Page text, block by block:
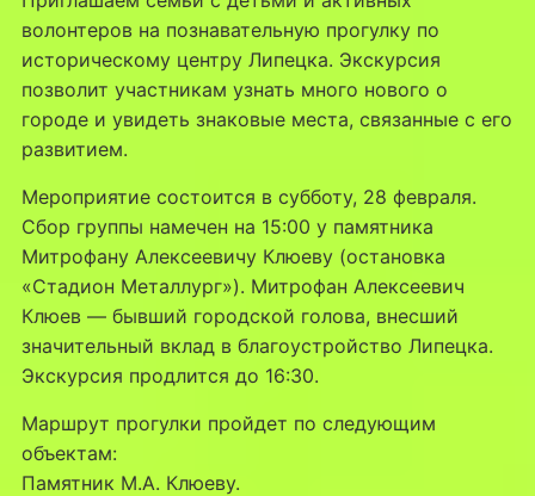
волонтеров на познавательную прогулку по
историческому центру Липецка. Экскурсия
позволит участникам узнать много нового о
городе и увидеть знаковые места, связанные с его
развитием.
Мероприятие состоится в субботу, 28 февраля.
Сбор группы намечен на 15:00 у памятника
Митрофану Алексеевичу Клюеву (остановка
«Стадион Металлург»). Митрофан Алексеевич
Клюев — бывший городской голова, внесший
значительный вклад в благоустройство Липецка.
Экскурсия продлится до 16:30.
Маршрут прогулки пройдет по следующим
объектам:
Памятник М.А. Клюеву.